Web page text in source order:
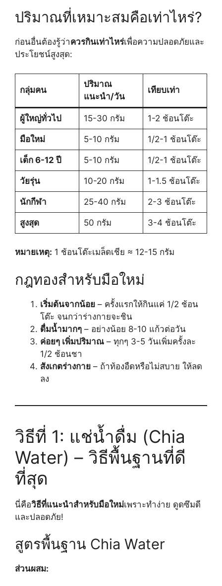
ปริมาณที่เหมาะสมคือเท่าไหร่?
ก่อนอื่นต้องรู้ว่าควรกินเท่าไหร่เพื่อความปลอดภัยและ
ประโยชน์สูงสุด:
กลุ่มคน
ปริมาณ
แนะนำ/วัน
เทียบเท่า
ผู้ใหญ่ทั่วไป 15-30 กรัม 1-2 ช้อนโต๊ะ
มือใหม่ 5-10 กรัม 1/2-1 ช้อนโต๊ะ
เด็ก 6-12 ปี 5-10 กรัม 1/2-1 ช้อนโต๊ะ
วัยรุ่น 10-20 กรัม 1-1.5 ช้อนโต๊ะ
นักกีฬา 25-40 กรัม 2-3 ช้อนโต๊ะ
สูงสุด 50 กรัม 3-4 ช้อนโต๊ะ
หมายเหตุ: 1 ช้อนโต๊ะเมล็ดเชีย ≈ 12-15 กรัม
กฎทองสำหรับมือใหม่
เริ่มต้นจากน้อย – ครั้งแรกให้กินแค่ 1/2 ช้อน
โต๊ะ จนกว่าร่างกายจะชิน
ดื่มน้ำมากๆ – อย่างน้อย 8-10 แก้วต่อวัน
ค่อยๆ เพิ่มปริมาณ – ทุกๆ 3-5 วันเพิ่มครั้งละ
1/2 ช้อนชา
สังเกตร่างกาย – ถ้าท้องอืดหรือไม่สบาย ให้ลด
ลง
วิธีที่ 1: แช่น้ำดื่ม (Chia
Water) – วิธีพื้นฐานที่ดี
ที่สุด
นี่คือวิธีที่แนะนำสำหรับมือใหม่เพราะทำง่าย ดูดซึมดี
และปลอดภัย!
สูตรพื้นฐาน Chia Water
ส่วนผสม: